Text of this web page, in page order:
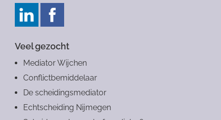
Veel gezocht
Mediator Wijchen
Conflictbemiddelaar
De scheidingsmediator
Echtscheiding Nijmegen